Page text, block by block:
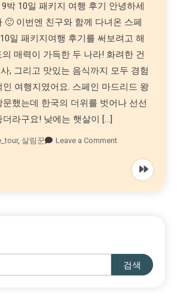
박 10일 패키지 여행 후기 안녕하세
🙂 이번엔 친구와 함께 다녀온 스페
일 패키지여행 후기를 써보려고 해
매력이 가득한 두 나라! 화려한 건
, 그리고 맛있는 음식까지 모두 경험
여행지였어요. 스페인 마드리드 왕
했는데 한국의 더위를 벗어나 선선
라구요! 낮에는 햇살이 […]
,살림꾼 Leave a Comment
검색